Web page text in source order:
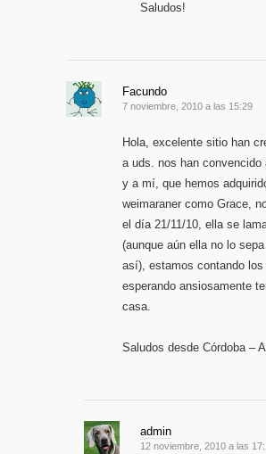
Saludos!
Facundo
7 noviembre, 2010 a las 15:29
Hola, excelente sitio han
a uds. nos han convencido
y a mí, que hemos
weimaraner como Grace,
el día 21/11/10, ella se
(aunque aún ella no lo
así), estamos contando los
esperando ansiosamente
casa.
Saludos desde Córdoba –
admin
12 noviembre, 2010 a las